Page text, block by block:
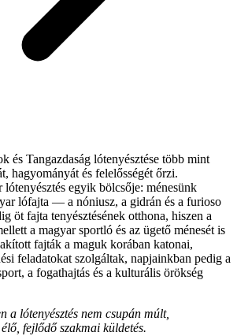
és Tangazdaság lótenyésztése több mint
hagyományát és felelősségét őrzi.
lótenyésztés egyik bölcsője: ménesünk
lófajta — a nóniusz, a gidrán és a furioso
öt fajta tenyésztésének otthona, hiszen a
a magyar sportló és az ügető ménesét is
fajták a maguk korában katonai,
feladatokat szolgáltak, napjainkban pedig a
a fogathajtás és a kulturális örökség
a lótenyésztés nem csupán múlt,
fejlődő szakmai küldetés.